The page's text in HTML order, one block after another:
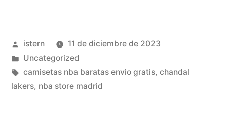
Publicado
por
istern
11 de diciembre de 2023
Publicado
en
Uncategorized
Etiquetas:
camisetas nba baratas envio gratis, chandal
lakers, nba store madrid